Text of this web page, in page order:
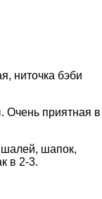
ниточка бэби
приятная в
шалей, шапок,
в 2-3.